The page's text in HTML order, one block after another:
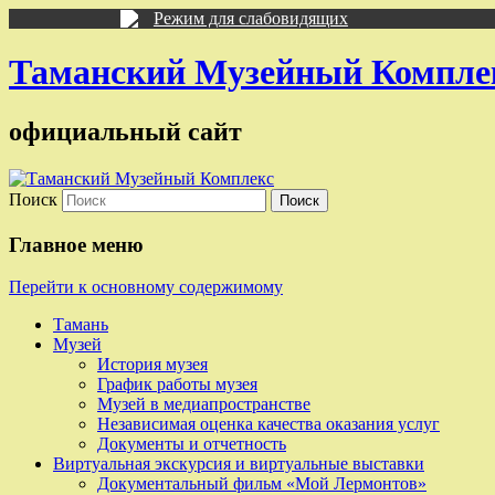
Режим для слабовидящих
Таманский Музейный
официальный сайт
Поиск
Главное меню
Перейти к основному содержимому
Тамань
Музей
История музея
График работы музея
Музей в медиапространстве
Независимая оценка качества оказания услуг
Документы и отчетность
Виртуальная экскурсия и виртуальные выставки
Документальный фильм «Мой Лермонтов»